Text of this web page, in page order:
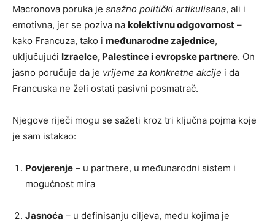
Macronova poruka je snažno politički artikulisana, ali i
emotivna, jer se poziva na kolektivnu odgovornost –
kako Francuza, tako i međunarodne zajednice,
uključujući Izraelce, Palestince i evropske partnere. On
jasno poručuje da je vrijeme za konkretne akcije i da
Francuska ne želi ostati pasivni posmatrač.
Njegove riječi mogu se sažeti kroz tri ključna pojma koje
je sam istakao:
Povjerenje – u partnere, u međunarodni sistem i
mogućnost mira
Jasnoća – u definisanju ciljeva, među kojima je